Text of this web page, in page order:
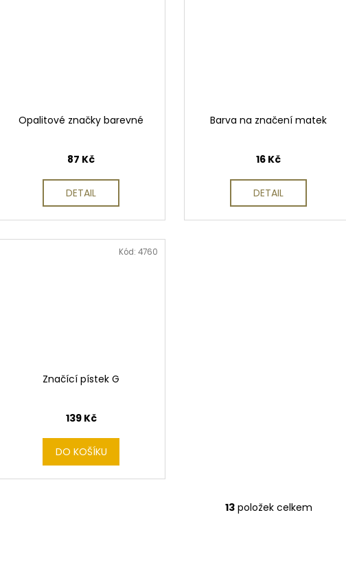
Opalitové značky barevné
87 Kč
DETAIL
Barva na značení matek
16 Kč
DETAIL
Značící pístek G
139 Kč
DO KOŠÍKU
Kód:4760
O
13položek celkem